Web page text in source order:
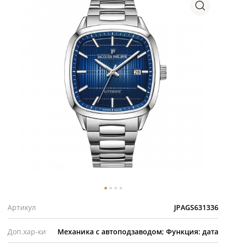
Артикул JPAGS631336
Доп.хар-ки Механика с автоподзаводом; Функция: дата